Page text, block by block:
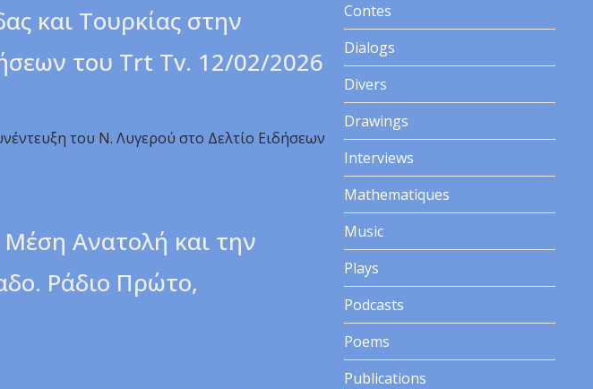
και Τουρκίας στην
του Trt Tv. 12/02/2026
του Ν. Λυγερού στο Δελτίο Ειδήσεων
Μέση Ανατολή και την
Ράδιο Πρώτο,
Contes
Dialogs
Divers
Drawings
Interviews
Mathematiques
Music
Plays
Podcasts
Poems
Publications